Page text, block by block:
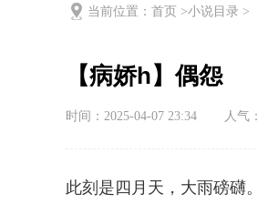
当前位置：首页 >小说目录 >
【病娇h】偶怨
时间：2025-04-07 23:34 人气：
此刻是四月天，大雨磅礴。